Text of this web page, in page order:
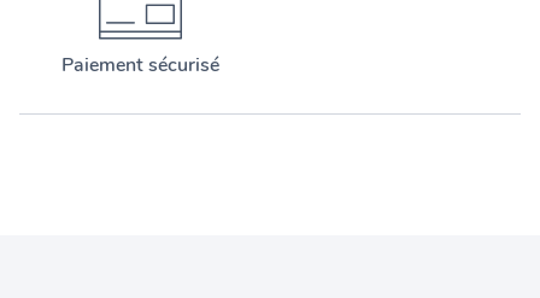
Paiement sécurisé